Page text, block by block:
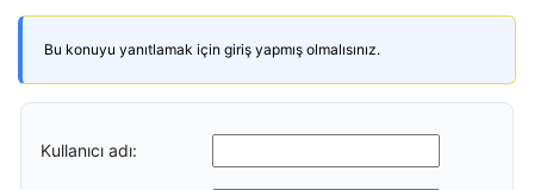
Bu konuyu yanıtlamak için giriş yapmış olmalısınız.
Kullanıcı adı: